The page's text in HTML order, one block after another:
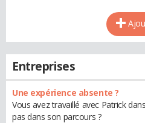
Entreprises
Une expérience absente ?
Vous avez travaillé avec Patrick
pas dans son parcours ?